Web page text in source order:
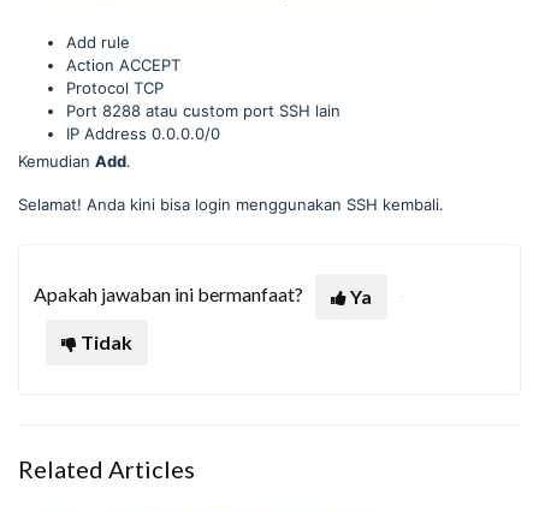
Add rule
Action ACCEPT
Protocol TCP
Port 8288 atau custom port SSH lain
IP Address 0.0.0.0/0
Kemudian Add.
Selamat! Anda kini bisa login menggunakan SSH kembali.
Apakah jawaban ini bermanfaat?
Ya
Tidak
Related Articles